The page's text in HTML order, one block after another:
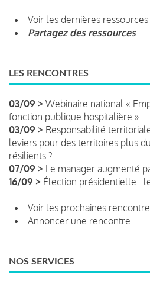
Voir les dernières ressources
Partagez des ressources
LES RENCONTRES
03/09 > Webinaire national «
fonction publique hospitalière »
03/09 > Responsabilité
leviers pour des territoires plus
résilients ?
07/09 > Le manager augmenté
16/09 > Élection présidentielle :
Voir les prochaines
Annoncer une rencontre
NOS SERVICES